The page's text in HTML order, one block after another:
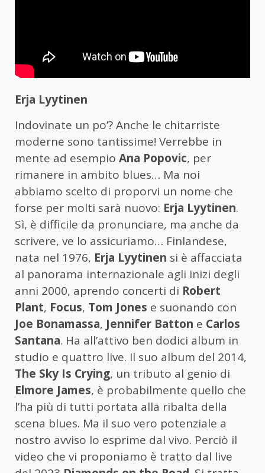
Erja Lyytinen
Indovinate un po’? Anche le chitarriste
moderne sono tantissime! Verrebbe in
mente ad esempio Ana Popovic, per
rimanere in ambito blues… Ma noi
abbiamo scelto di proporvi un nome che
forse per molti sarà nuovo: Erja Lyytinen.
Sì, è difficile da pronunciare, ma anche da
scrivere, ve lo assicuriamo… Finlandese,
nata nel 1976, Erja Lyytinen si è affacciata
al panorama internazionale agli inizi degli
anni 2000, aprendo concerti di Robert
Plant, Focus, Tom Jones e suonando con
Joe Bonamassa, Jennifer Batton e Carlos
Santana. Ha all’attivo ben dodici album in
studio e quattro live. Il suo album del 2014,
The Sky Is Crying, un tributo al genio di
Elmore James, è probabilmente quello che
l’ha più di tutti portata alla ribalta della
scena blues. Ma il suo vero potenziale a
nostro avviso lo esprime dal vivo. Perciò il
video che vi proponiamo è tratto dal live